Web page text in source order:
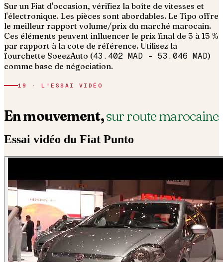
Sur un Fiat d'occasion, vérifiez la boîte de vitesses et
l'électronique. Les pièces sont abordables. Le Tipo offre
le meilleur rapport volume/prix du marché marocain.
Ces éléments peuvent influencer le prix final de 5 à 15 %
par rapport à la cote de référence. Utilisez la
fourchette SoeezAuto (43.402 MAD – 53.046 MAD)
comme base de négociation.
19 · L'ESSAI VIDÉO
En mouvement,sur route marocaine
Essai vidéo du Fiat Punto